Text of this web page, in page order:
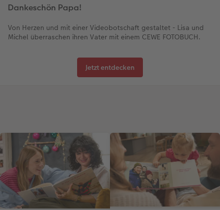
Dankeschön Papa!
Von Herzen und mit einer Videobotschaft gestaltet - Lisa und
Michel überraschen ihren Vater mit einem CEWE FOTOBUCH.
Jetzt entdecken